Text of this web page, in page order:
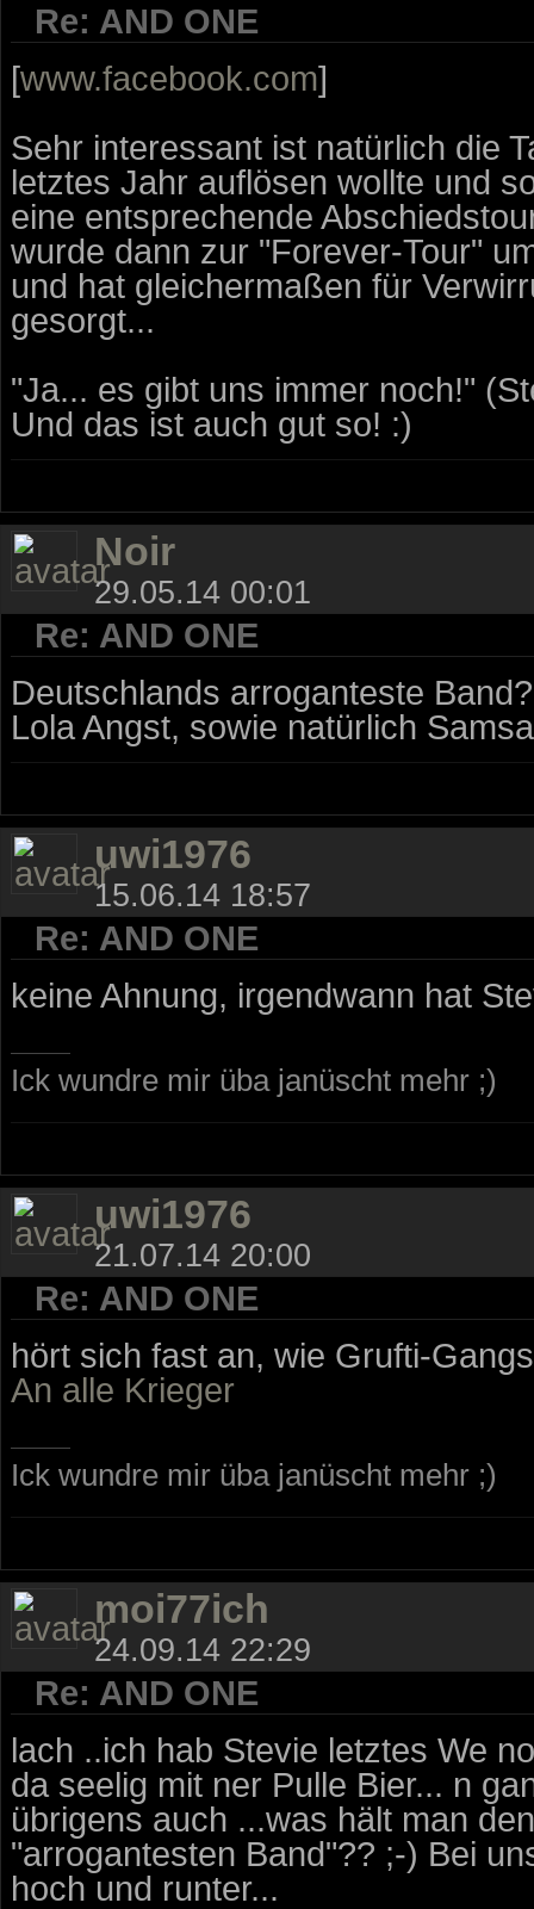
Re: AND ONE
[www.facebook.com]
Sehr interessant ist natürlich die
letztes Jahr auflösen wollte und
eine entsprechende
wurde dann zur "Forever-Tour"
und hat gleichermaßen für
gesorgt...
"Ja... es gibt uns immer noch!"
Und das ist auch gut so! :)
Noir
29.05.14 00:01
Re: AND ONE
Deutschlands arroganteste
Lola Angst, sowie natürlich
uwi1976
15.06.14 18:57
Re: AND ONE
keine Ahnung, irgendwann hat
Ick wundre mir üba janüscht mehr ;)
uwi1976
21.07.14 20:00
Re: AND ONE
hört sich fast an, wie Grufti-
An alle Krieger
Ick wundre mir üba janüscht mehr ;)
moi77ich
24.09.14 22:29
Re: AND ONE
lach ..ich hab Stevie letztes We
da seelig mit ner Pulle Bier... n
übrigens auch ...was hält man
"arrogantesten Band"?? ;-) Bei
hoch und runter...